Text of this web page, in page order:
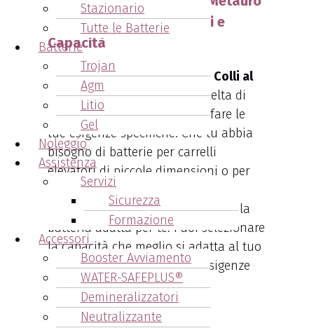
Stazionario
Tutte le Batterie
Batterie
Trojan
Agm
Litio
Gel
Noleggio
Assistenza
Servizi
Sicurezza
Formazione
Accessori
Booster Avviamento
WATER-SAFEPLUS®
Demineralizzatori
Neutralizzante
1. Ampia Scelta di Modelli e
Capacità
L’acquisto di batterie Cesab Colli al
Metauroti offre una vasta scelta di
modelli e capacità per soddisfare le
tue esigenze specifiche. Che tu abbia
bisogno di batterie per carrelli
elevatori di piccole dimensioni o per
applicazioni industriali più
impegnative, troverai sicuramente la
batteria adatta per te. Puoi selezionare
la capacità che meglio si adatta al tuo
carrello elevatore e alle tue esigenze
operative.